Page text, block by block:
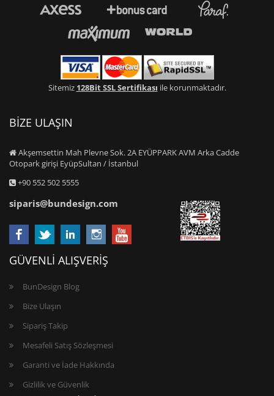
Sitemiz 128Bit SSL Sertifikası ile korunmaktadır.
BİZE ULAŞIN
Akşemsettin Mah Plevne Sok. 2A EYÜPPARK AVM Arka Cadde
Otopark girişi EyüpSultan / İstanbul
+90 552 502 5555
siparis@bundesign.com
GÜVENLİ ALIŞVERİŞ
BunDesign Blog
Bize Ulaşın
Sipariş Takip
Mesafeli Satış Sözleşmesi
Garanti ve İade Hakkında
Gizlilik ve Güvenlik